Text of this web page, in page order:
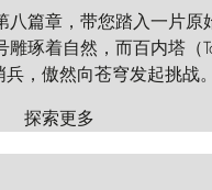
八篇章，带您踏入一片
琢着自然，而百内塔（
，傲然向苍穹发起挑战。
探索更多